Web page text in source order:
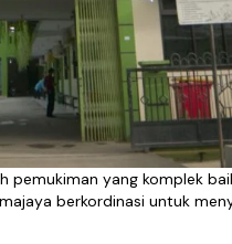
yang komplek
berkordinasi untuk